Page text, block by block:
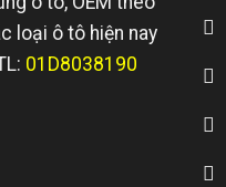
loại ô tô hiện nay
01D8038190